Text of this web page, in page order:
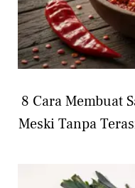
8 Cara Membuat
Meski Tanpa